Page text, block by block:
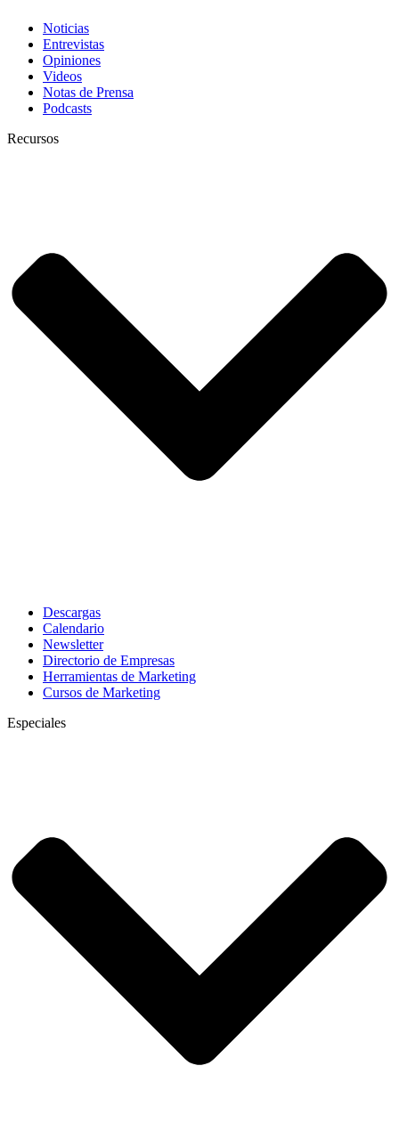
Noticias
Entrevistas
Opiniones
Videos
Notas de Prensa
Podcasts
Recursos
Descargas
Calendario
Newsletter
Directorio de Empresas
Herramientas de Marketing
Cursos de Marketing
Especiales